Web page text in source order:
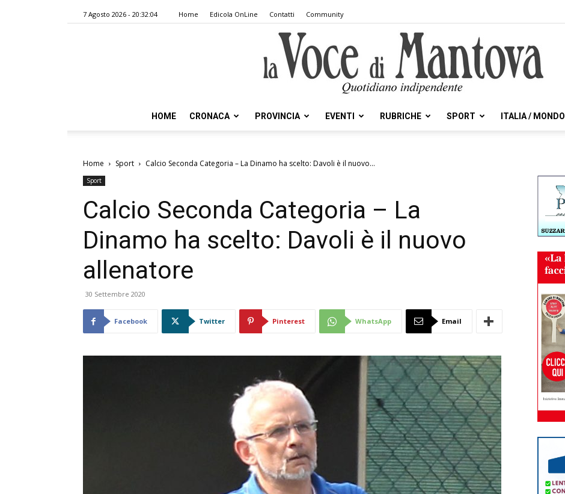
7 Agosto 2026 - 20:32:04 Home Edicola OnLine Contatti Community
Voce
Mantova
HOME CRONACA PROVINCIA EVENTI RUBRICHE SPORT ITALIA / MONDO
Home Sport Calcio Seconda Categoria – La Dinamo ha scelto: Davoli è il nuovo...
Sport
Calcio Seconda Categoria – La
Dinamo ha scelto: Davoli è il nuovo
allenatore
30 Settembre 2020
Facebook Twitter Pinterest WhatsApp Email